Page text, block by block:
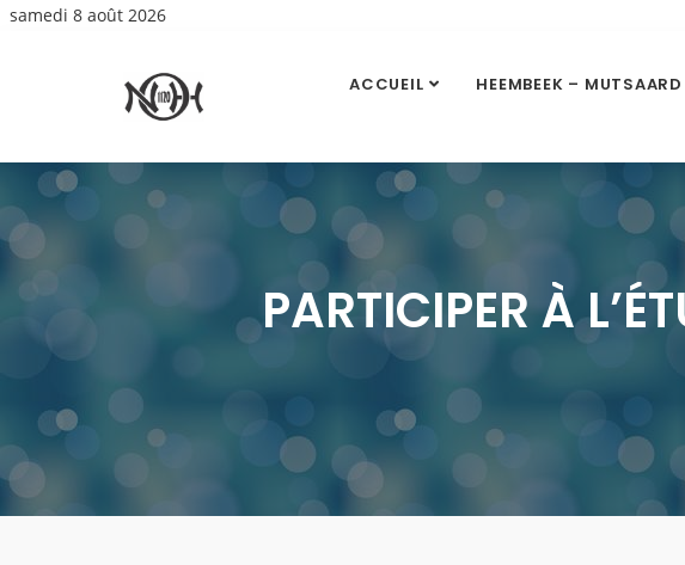
samedi 8 août 2026
ACCUEIL HEEMBEEK – MUTSAARD
PARTICIPER À